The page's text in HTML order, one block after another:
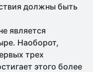
должны быть
является
Наоборот,
трех
этого более